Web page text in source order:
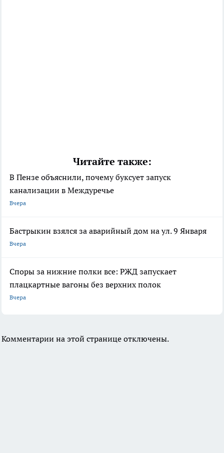
Читайте также:
В Пензе объяснили, почему буксует запуск
канализации в Междуречье
Вчера
Бастрыкин взялся за аварийный дом на ул. 9 Января
Вчера
Споры за нижние полки все: РЖД запускает
плацкартные вагоны без верхних полок
Вчера
Комментарии на этой странице отключены.